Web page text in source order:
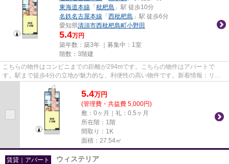
東海道本線 「 枇杷島 」駅 徒歩10分
名鉄名古屋本線 「 西枇杷島 」駅 徒歩6分
愛知県清須市西枇杷島町小野田
5.4万円
築年数：築3年 ｜募集中： 1室
階数：3階建
こちらの物件はコンビニまでの距離が294mです。こちらの物件はアパートで
す。駅まで徒歩4分の立地が魅力的な、利便性の高い物件です。新着情報：リコ
ルテ T清須の空室情報ならコチラ...
5.4万円
(管理費・共益費 5,000円)
敷：0ヶ月｜礼：0.5ヶ月
所在階：1階
間取り：1K
面積：27.54㎡
賃貸｜アパート ウィステリア